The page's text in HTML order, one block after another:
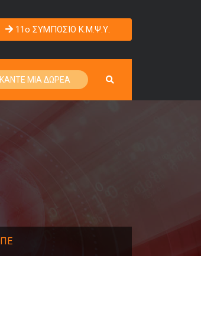
11o ΣΥΜΠΟΣΙΟ Κ.Μ.Ψ.Υ.
ΚΑΝΤΕ ΜΙΑ ΔΩΡΕΑ